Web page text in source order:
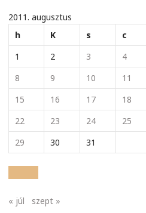
2011. augusztus
h
K s c
1
2 3 4
8
9 10 11
15
16 17 18
22
23 24 25
29
30 31
« júl szept »